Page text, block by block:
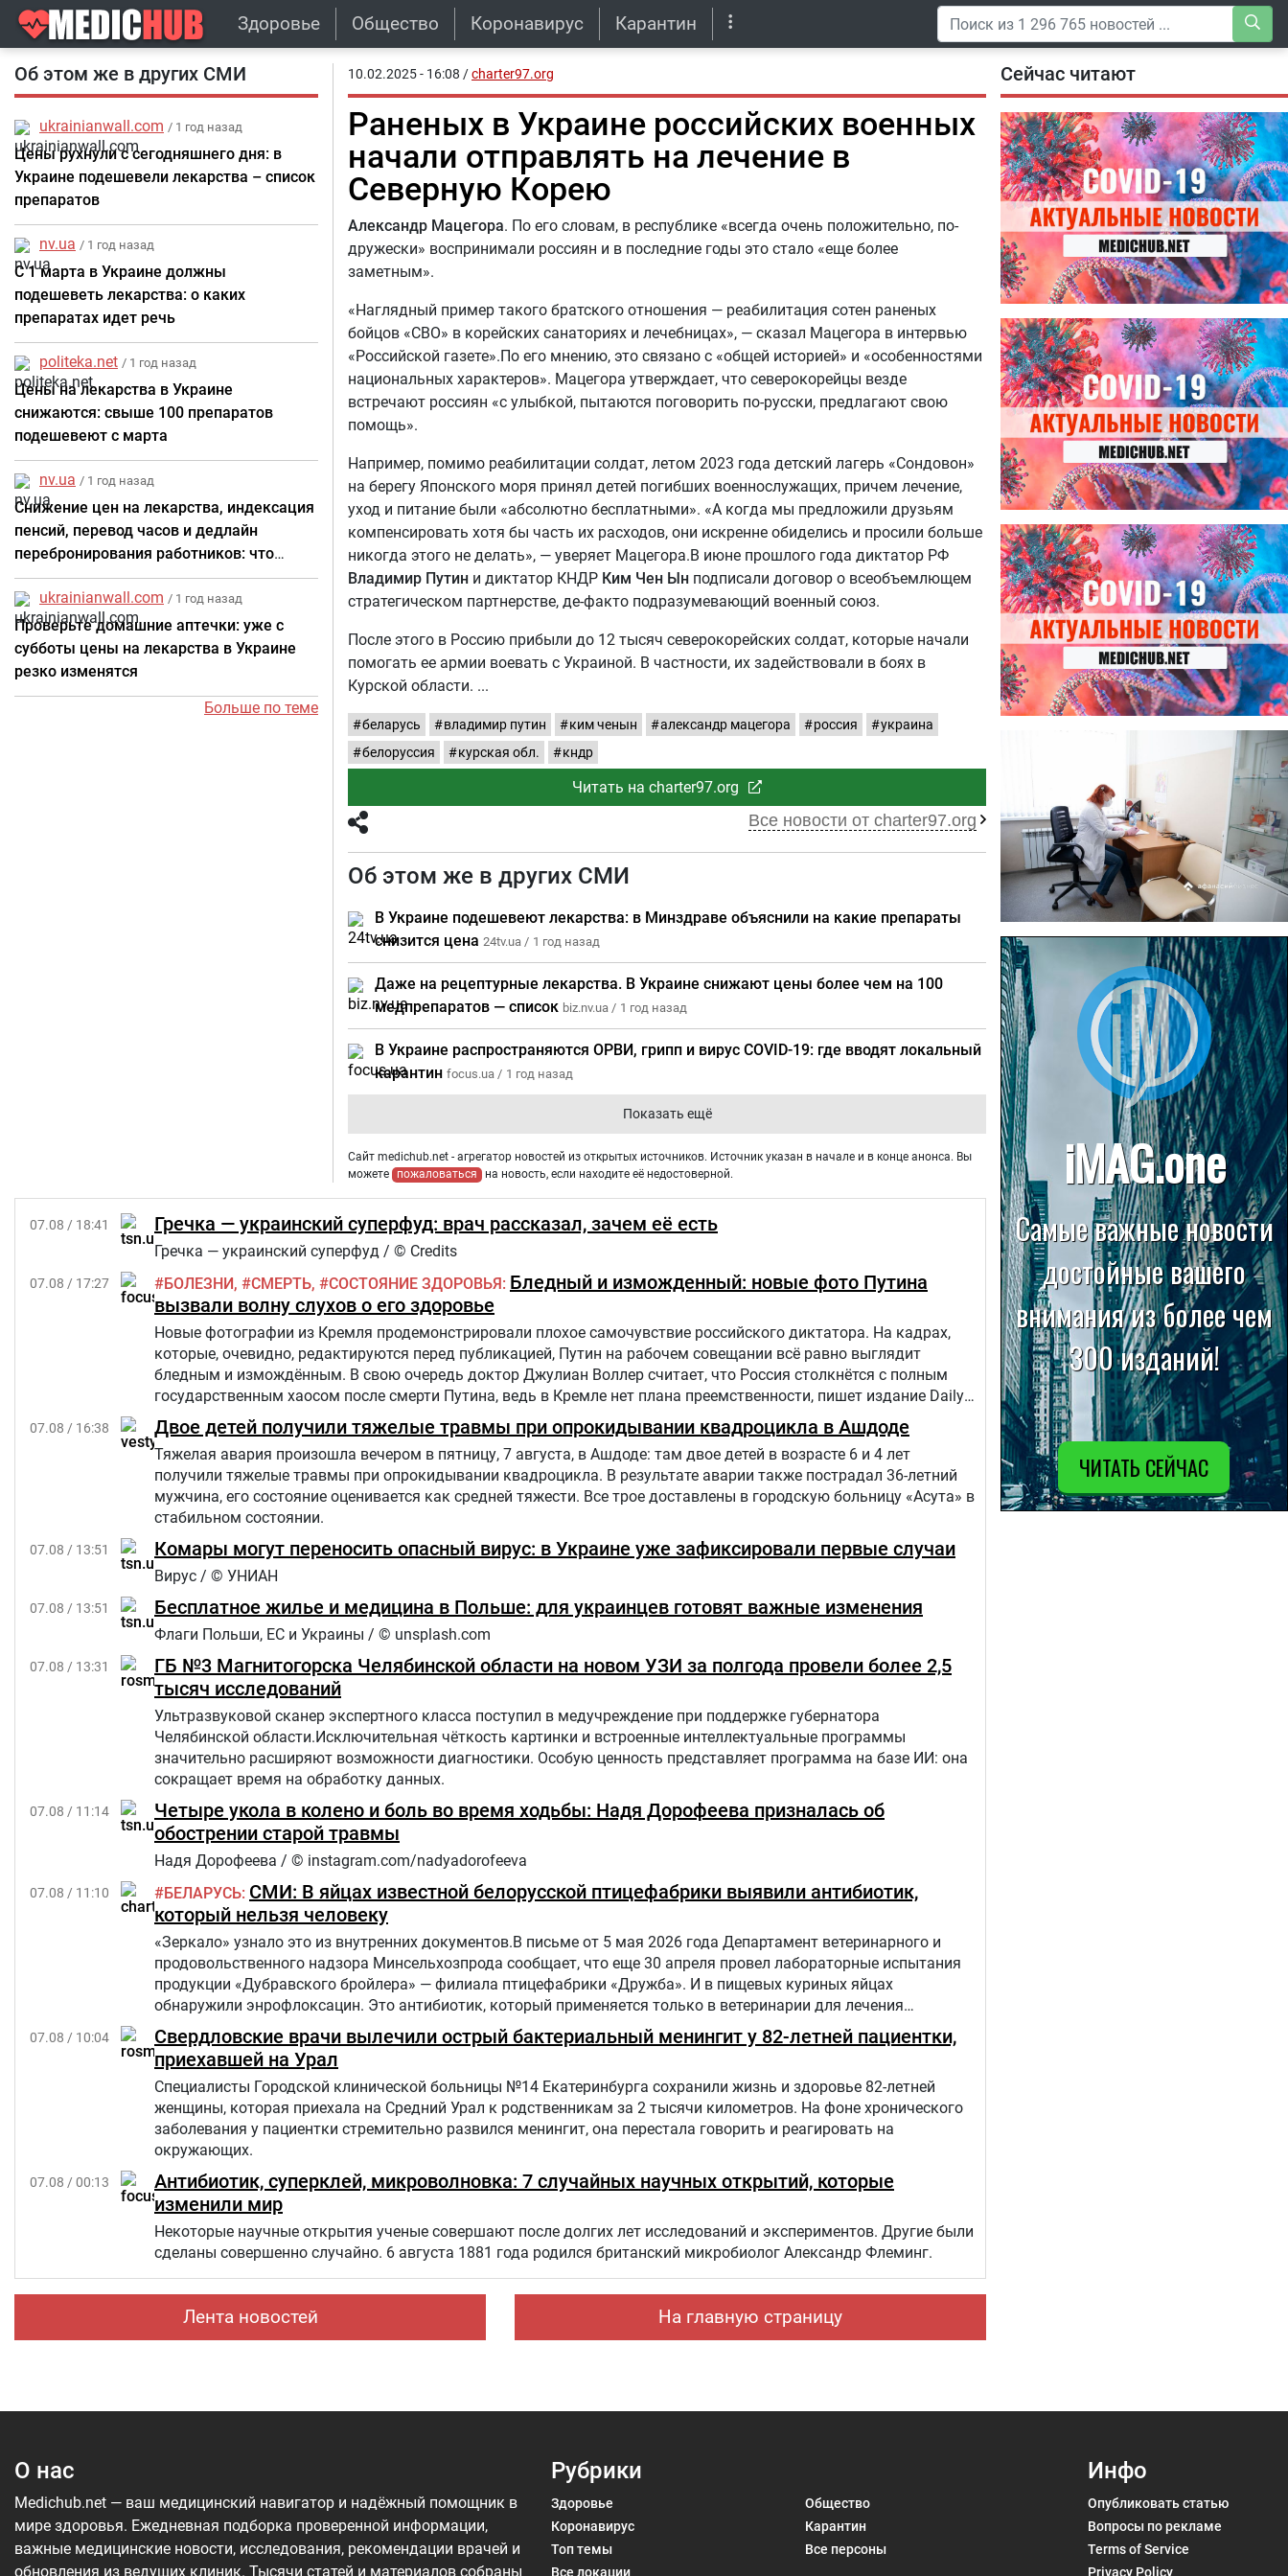
Здоровье Общество Коронавирус Карантин
Об этом же в других СМИ
ukrainianwall.com / 1 год назад
Цены рухнули с сегодняшнего дня: в
Украине подешевели лекарства – список
препаратов
nv.ua / 1 год назад
С 1 марта в Украине должны
подешеветь лекарства: о каких
препаратах идет речь
politeka.net / 1 год назад
Цены на лекарства в Украине
снижаются: свыше 100 препаратов
подешевеют с марта
nv.ua / 1 год назад
Снижение цен на лекарства, индексация
пенсий, перевод часов и дедлайн
перебронирования работников: что
изменится в Украине в марте
ukrainianwall.com / 1 год назад
Проверьте домашние аптечки: уже с
субботы цены на лекарства в Украине
резко изменятся
Больше по теме
10.02.2025 - 16:08 /charter97.org
Раненых в Украине российских военных
начали отправлять на лечение в
Северную Корею
Александр Мацегора. По его словам, в республике «всегда очень положительно, по-
дружески» воспринимали россиян и в последние годы это стало «еще более
заметным».
«Наглядный пример такого братского отношения — реабилитация сотен раненых
бойцов «СВО» в корейских санаториях и лечебницах», — сказал Мацегора в интервью
«Российской газете».По его мнению, это связано с «общей историей» и «особенностями
национальных характеров». Мацегора утверждает, что северокорейцы везде
встречают россиян «с улыбкой, пытаются поговорить по-русски, предлагают свою
помощь».
Например, помимо реабилитации солдат, летом 2023 года детский лагерь «Сондовон»
на берегу Японского моря принял детей погибших военнослужащих, причем лечение,
уход и питание были «абсолютно бесплатными». «А когда мы предложили друзьям
компенсировать хотя бы часть их расходов, они искренне обиделись и просили больше
никогда этого не делать», — уверяет Мацегора.В июне прошлого года диктатор РФ
Владимир Путин и диктатор КНДР Ким Чен Ын подписали договор о всеобъемлющем
стратегическом партнерстве, де-факто подразумевающий военный союз.
После этого в Россию прибыли до 12 тысяч северокорейских солдат, которые начали
помогать ее армии воевать с Украиной. В частности, их задействовали в боях в
Курской области.
беларусь владимир путин ким ченын александр мацегора россия
украина
белоруссия
курская обл. кндр
Читать на charter97.org
Все новости от charter97.org
Об этом же в других СМИ
В Украине подешевеют лекарства: в Минздраве объяснили на какие препараты
снизится цена 24tv.ua / 1 год назад
Даже на рецептурные лекарства. В Украине снижают цены более чем на 100
медпрепаратов — список biz.nv.ua / 1 год назад
В Украине распространяются ОРВИ, грипп и вирус COVID-19: где вводят локальный
карантин focus.ua / 1 год назад
Показать ещё
Сайт medichub.net - агрегатор новостей из открытых источников. Источник указан в начале и в конце анонса. Вы
можете
пожаловаться на новость, если находите её недостоверной.
07.08 / 18:41 Гречка — украинский суперфуд: врач рассказал, зачем её есть
Гречка — украинский суперфуд / © Credits
07.08 / 17:27 БОЛЕЗНИ СМЕРТЬ СОСТОЯНИЕ ЗДОРОВЬЯ Бледный и изможденный: новые фото Путина
вызвали волну слухов о его здоровье
Новые фотографии из Кремля продемонстрировали плохое самочувствие российского диктатора. На кадрах,
которые, очевидно, редактируются перед публикацией, Путин на рабочем совещании всё равно выглядит
бледным и измождённым. В свою очередь доктор Джулиан Воллер считает, что Россия столкнётся с полным
государственным хаосом после смерти Путина, ведь в Кремле нет плана преемственности, пишет издание Daily
Star.
07.08 / 16:38 Двое детей получили тяжелые травмы при опрокидывании квадроцикла в Ашдоде
Тяжелая авария произошла вечером в пятницу, 7 августа, в Ашдоде: там двое детей в возрасте 6 и 4 лет
получили тяжелые травмы при опрокидывании квадроцикла. В результате аварии также пострадал 36-летний
мужчина, его состояние оценивается как средней тяжести. Все трое доставлены в городскую больницу «Асута» в
стабильном состоянии.
07.08 / 13:51 Комары могут переносить опасный вирус: в Украине уже зафиксировали первые случаи
Вирус / © УНИАН
07.08 / 13:51 Бесплатное жилье и медицина в Польше: для украинцев готовят важные изменения
Флаги Польши, ЕС и Украины / © unsplash.com
07.08 / 13:31
ГБ №3 Магнитогорска Челябинской области на новом УЗИ за полгода провели более 2,5
тысяч исследований
Ультразвуковой сканер экспертного класса поступил в медучреждение при поддержке губернатора
Челябинской области.Исключительная чёткость картинки и встроенные интеллектуальные программы
значительно расширяют возможности диагностики. Особую ценность представляет программа на базе ИИ: она
сокращает время на обработку данных.
07.08 / 11:14
Четыре укола в колено и боль во время ходьбы: Надя Дорофеева призналась об
обострении старой травмы
Надя Дорофеева / © instagram.com/nadyadorofeeva
07.08 / 11:10 БЕЛАРУСЬ СМИ: В яйцах известной белорусской птицефабрики выявили антибиотик,
который нельзя человеку
«Зеркало» узнало это из внутренних документов.В письме от 5 мая 2026 года Департамент ветеринарного и
продовольственного надзора Минсельхозпрода сообщает, что еще 30 апреля провел лабораторные испытания
продукции «Дубравского бройлера» — филиала птицефабрики «Дружба». И в пищевых куриных яйцах
обнаружили энрофлоксацин. Это антибиотик, который применяется только в ветеринарии для лечения
сельскохозяйственных, домашних животных и птиц.
07.08 / 10:04
Свердловские врачи вылечили острый бактериальный менингит у 82-летней пациентки,
приехавшей на Урал
Специалисты Городской клинической больницы №14 Екатеринбурга сохранили жизнь и здоровье 82-летней
женщины, которая приехала на Средний Урал к родственникам за 2 тысячи километров. На фоне хронического
заболевания у пациентки стремительно развился менингит, она перестала говорить и реагировать на
окружающих.
07.08 / 00:13
Антибиотик, суперклей, микроволновка: 7 случайных научных открытий, которые
изменили мир
Некоторые научные открытия ученые совершают после долгих лет исследований и экспериментов. Другие были
сделаны совершенно случайно. 6 августа 1881 года родился британский микробиолог Александр Флеминг.
Лента новостей На главную страницу
Сейчас читают
04.08.2026
Специалисты дали советы, как
правильно пить витамины
27.07.2026
Лучше фасоли: диетолог
названа 8 продуктов,
содержащих много клетчатки
угрозы: что нужно знать о
летних инфекциях
22.07.2026
Больница в Спирово работает
без рентгеновского кабинета
О нас
Medichub.net — ваш медицинский навигатор и надёжный помощник в
мире здоровья. Ежедневная подборка проверенной информации,
важные медицинские новости, исследования, рекомендации врачей и
обновления из ведущих клиник. Тысячи статей и материалов собраны
Рубрики
Здоровье
Общество
Коронавирус
Карантин
Топ темы
Все персоны
Все локации
Инфо
Опубликовать статью
Вопросы по рекламе
Terms of Service
Privacy Policy